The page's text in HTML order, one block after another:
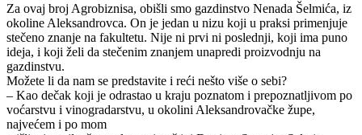
Za ovaj broj Agrobiznisa, obišli smo gazdinstvo Nenada Šelmića, iz
okoline Aleksandrovca. On je jedan u nizu koji u praksi primenjuje
stečeno znanje na fakultetu. Nije ni prvi ni poslednji, koji ima puno
ideja, i koji želi da stečenim znanjem unapredi proizvodnju na
gazdinstvu.
Možete li da nam se predstavite i reći nešto više o sebi?
– Kao dečak koji je odrastao u kraju poznatom i prepoznatljivom po
voćarstvu i vinogradarstvu, u okolini Aleksandrovačke župe,
najvećem i po mom